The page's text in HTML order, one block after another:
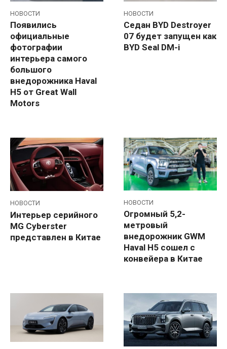
НОВОСТИ
Появились
официальные
фотографии
интерьера самого
большого
внедорожника Haval
H5 от Great Wall
Motors
НОВОСТИ
Седан BYD Destroyer
07 будет запущен как
BYD Seal DM-i
НОВОСТИ
Интерьер серийного
MG Cyberster
представлен в Китае
НОВОСТИ
Огромный 5,2-
метровый
внедорожник GWM
Haval H5 сошел с
конвейера в Китае